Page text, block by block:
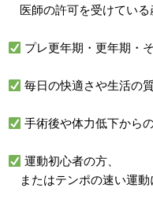
医師の許可を受けている
プレ更年期・更年期・
毎日の快適さや生活の
手術後や体力低下から
運動初心者の方、
またはテンポの速い運動